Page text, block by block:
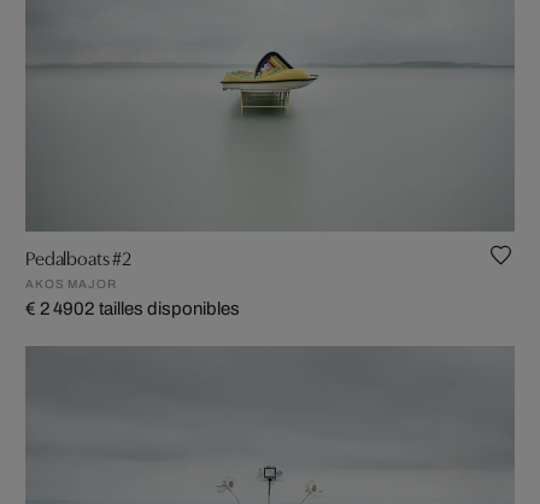
Pedalboats #2
AKOS MAJOR
€ 2 4902 tailles disponibles